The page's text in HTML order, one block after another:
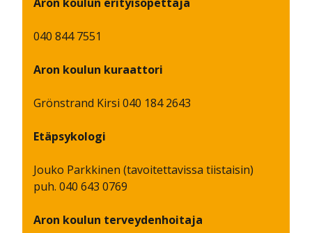
040 844 7551
Aron koulun kuraattori
Grönstrand Kirsi 040 184 2643
Etäpsykologi
Jouko Parkkinen (tavoitettavissa tiistaisin)
puh. 040 643 0769
Aron koulun terveydenhoitaja